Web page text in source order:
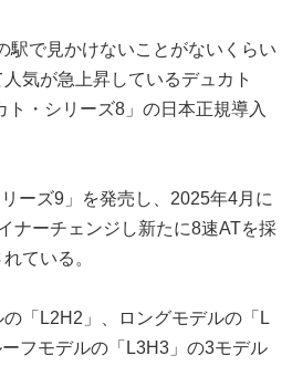
駅で見かけないことがないくらい
気が急上昇しているデュカト
ト・シリーズ8」の日本正規導入
ーズ9」を発売し、2025年4月に
ナーチェンジし新たに8速ATを採
ている。
「L2H2」、ロングモデルの「L
フモデルの「L3H3」の3モデル